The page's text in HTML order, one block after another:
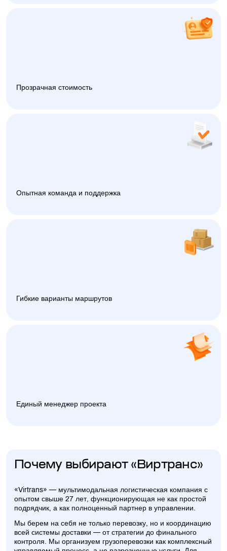
Прозрачная стоимость
Опытная команда и поддержка
Гибкие варианты маршрутов
Единый менеджер проекта
Почему выбирают «Виртранс»
«Virtrans» — мультимодальная логистическая компания с
опытом свыше 27 лет, функционирующая не как простой
подрядчик, а как полноценный партнер в управлении.
Мы берем на себя не только перевозку, но и координацию
всей системы доставки — от стратегии до финального
контроля. Мы организуем грузоперевозки как комплексный